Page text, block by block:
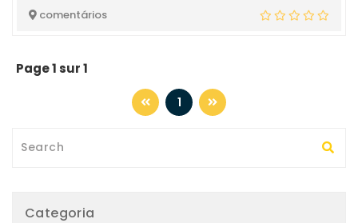
comentários
Page 1 sur 1
1
Categoria